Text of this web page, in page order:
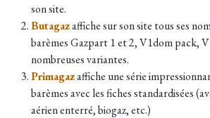
son site.
Butagazaffiche sur son site tous ses
barèmes Gazpart 1 et 2, V1dom pack,
nombreuses variantes.
Primagazaffiche une série
barèmes avec les fiches standardisées
aérien enterré, biogaz, etc.)